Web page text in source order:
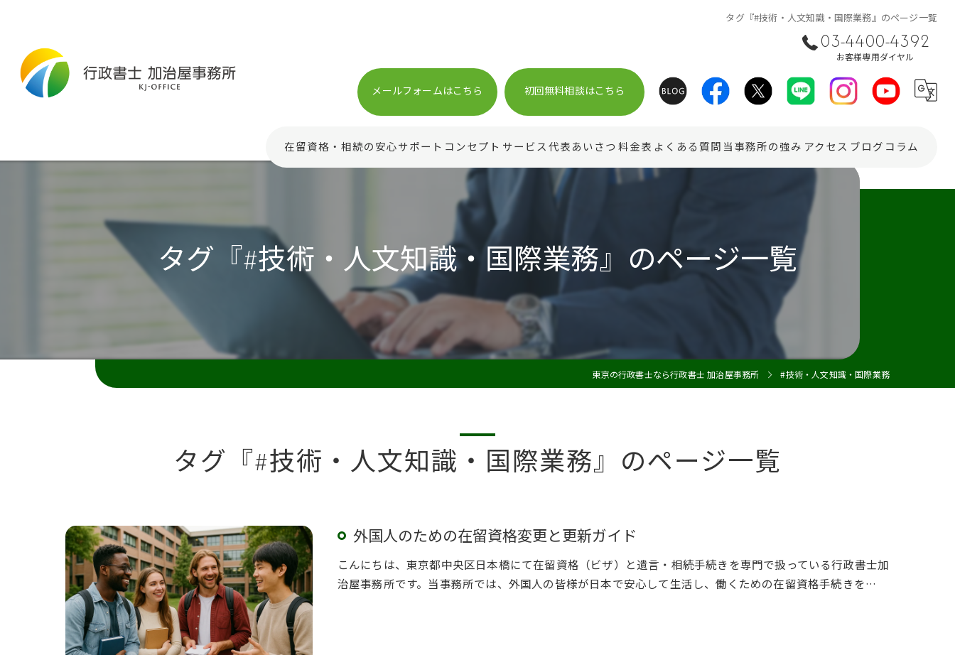
タグ『#技術・人文知識・国際業務』のページ一覧
03-4400-4392
お客様専用ダイヤル
メールフォームはこちら 初回無料相談はこちら
在留資格・相続の安心サポート コンセプト サービス 代表あいさつ 料金表 よくある質問 当事務所の強み
相続
アクセス ブログ コラム
タグ『#技術・人文知識・国際業務』のページ一覧
東京の行政書士なら行政書士 加治屋事務所 #技術・人文知識・国際業務
タグ『#技術・人文知識・国際業務』のページ一覧
外国人のための在留資格変更と更新ガイド
こんにちは、東京都中央区日本橋にて在留資格（ビザ）と遺言・相続手続きを専門で扱っている行政書士加
治屋事務所です。当事務所では、外国人の皆様が日本で安心して生活し、働くための在留資格手続きを…